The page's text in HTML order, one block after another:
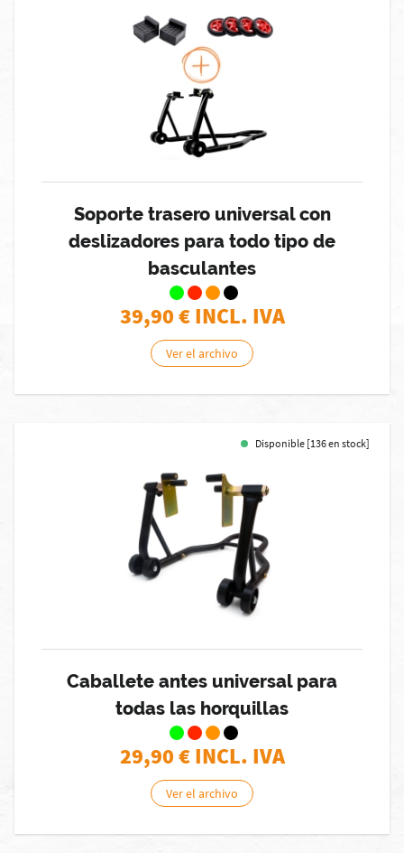
Soporte trasero universal con
deslizadores para todo tipo de
basculantes
39,90€ INCL. IVA
Ver el archivo
Disponible [136 en stock]
Caballete antes universal para
todas las horquillas
29,90€ INCL. IVA
Ver el archivo